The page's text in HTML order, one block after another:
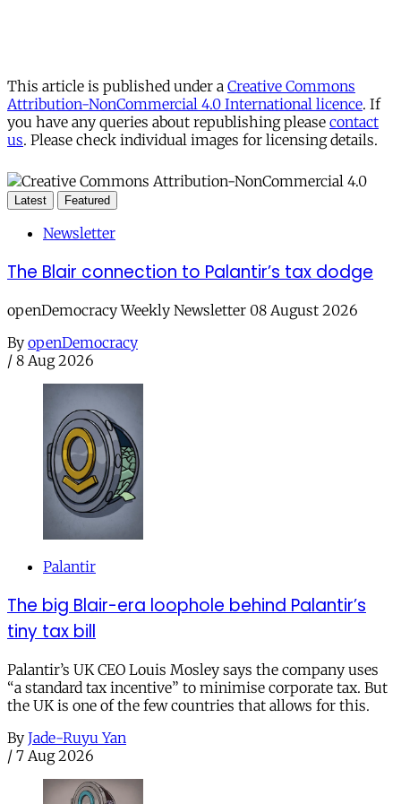
This article is published under a Creative Commons
Attribution-NonCommercial 4.0 International licence. If
you have any queries about republishing please contact
us. Please check individual images for licensing details.
Latest Featured
Newsletter
The Blair connection to Palantir’s tax dodge
openDemocracy Weekly Newsletter 08 August 2026
By openDemocracy
/ 8 Aug 2026
Palantir
The big Blair-era loophole behind Palantir’s
tiny tax bill
Palantir’s UK CEO Louis Mosley says the company uses
“a standard tax incentive” to minimise corporate tax. But
the UK is one of the few countries that allows for this.
By Jade-Ruyu Yan
/ 7 Aug 2026